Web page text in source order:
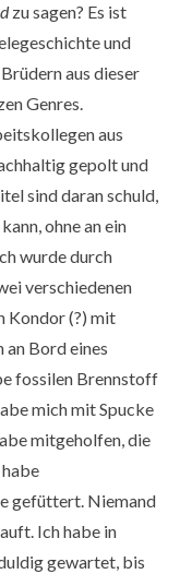
zu sagen? Es ist
und
aus dieser
Genres.
aus
gepolt und
sind daran schuld,
ohne an ein
wurde durch
verschiedenen
Kondor (?) mit
an Bord eines
fossilen Brennstoff
mich mit Spucke
mitgeholfen, die
gefüttert. Niemand
Ich habe in
gewartet, bis